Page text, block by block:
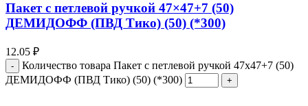
Пакет с петлевой ручкой 47×47+7 (50)
ДЕМИДОФФ (ПВД Тико) (50) (*300)
12.05 ₽
Количество товара Пакет с петлевой ручкой 47x47+7 (50)
ДЕМИДОФФ (ПВД Тико) (50) (*300)